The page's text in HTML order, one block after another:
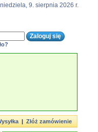
niedziela, 9. sierpnia 2026 r.
|Złóż zamówienie